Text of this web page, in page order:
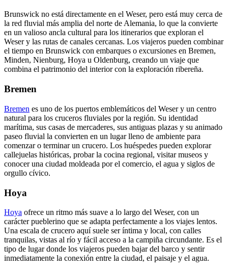
Brunswick no está directamente en el Weser, pero está muy cerca de
la red fluvial más amplia del norte de Alemania, lo que la convierte
en un valioso ancla cultural para los itinerarios que exploran el
Weser y las rutas de canales cercanas. Los viajeros pueden combinar
el tiempo en Brunswick con embarques o excursiones en Bremen,
Minden, Nienburg, Hoya u Oldenburg, creando un viaje que
combina el patrimonio del interior con la exploración ribereña.
Bremen
Bremen es uno de los puertos emblemáticos del Weser y un centro
natural para los cruceros fluviales por la región. Su identidad
marítima, sus casas de mercaderes, sus antiguas plazas y su animado
paseo fluvial la convierten en un lugar lleno de ambiente para
comenzar o terminar un crucero. Los huéspedes pueden explorar
callejuelas históricas, probar la cocina regional, visitar museos y
conocer una ciudad moldeada por el comercio, el agua y siglos de
orgullo cívico.
Hoya
Hoya ofrece un ritmo más suave a lo largo del Weser, con un
carácter pueblerino que se adapta perfectamente a los viajes lentos.
Una escala de crucero aquí suele ser íntima y local, con calles
tranquilas, vistas al río y fácil acceso a la campiña circundante. Es el
tipo de lugar donde los viajeros pueden bajar del barco y sentir
inmediatamente la conexión entre la ciudad, el paisaje y el agua.